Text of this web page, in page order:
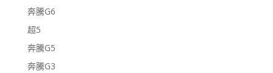
奔騰G6
超5
奔騰G5
奔騰G3